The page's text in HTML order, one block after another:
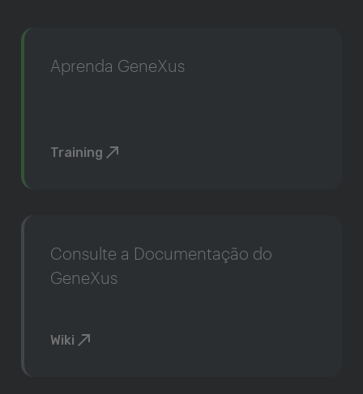
Aprenda GeneXus
Training
Consulte a Documentação do
GeneXus
Wiki